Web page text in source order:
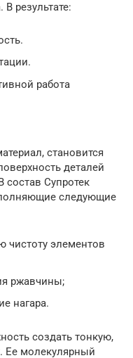
результате:
работа
становится
деталей
состав Супротек
следующие
чистоту элементов
ржавчины;
нагара.
создать тонкую,
Ее молекулярный